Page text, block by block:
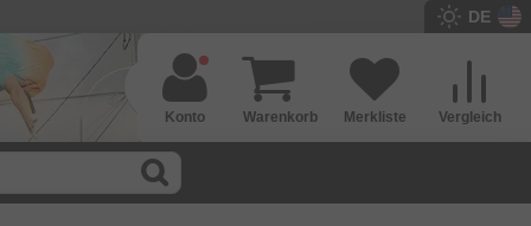
DE
Vergleich
Merkliste
Warenkorb
Konto